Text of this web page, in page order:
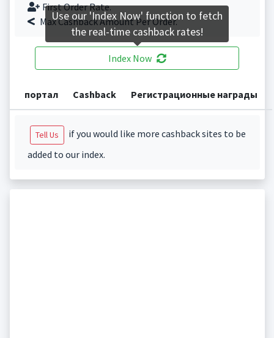
First Order Rate.
Max Cashback Amount Per Order.
Index Now
портал Cashback Регистрационные награды
Tell Us
if you would like more cashback sites to be
added to our index.
Use our 'Index Now' function to fetch
the real-time cashback rates!